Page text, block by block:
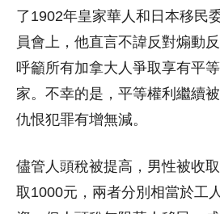
了1902年皇家華人和日本移民
員會上，他直言不諱反對煽動
呼籲所有加拿大人爭取享有平
家。不幸的是，平等權利繼續
仇恨犯罪有增無減。
儘管人頭稅被提高，男性被收
取1000元，兩者分別相當於工